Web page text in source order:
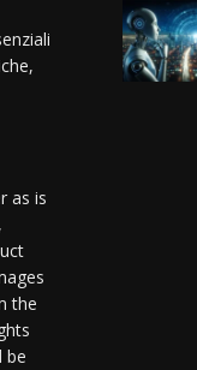
as is
the
be